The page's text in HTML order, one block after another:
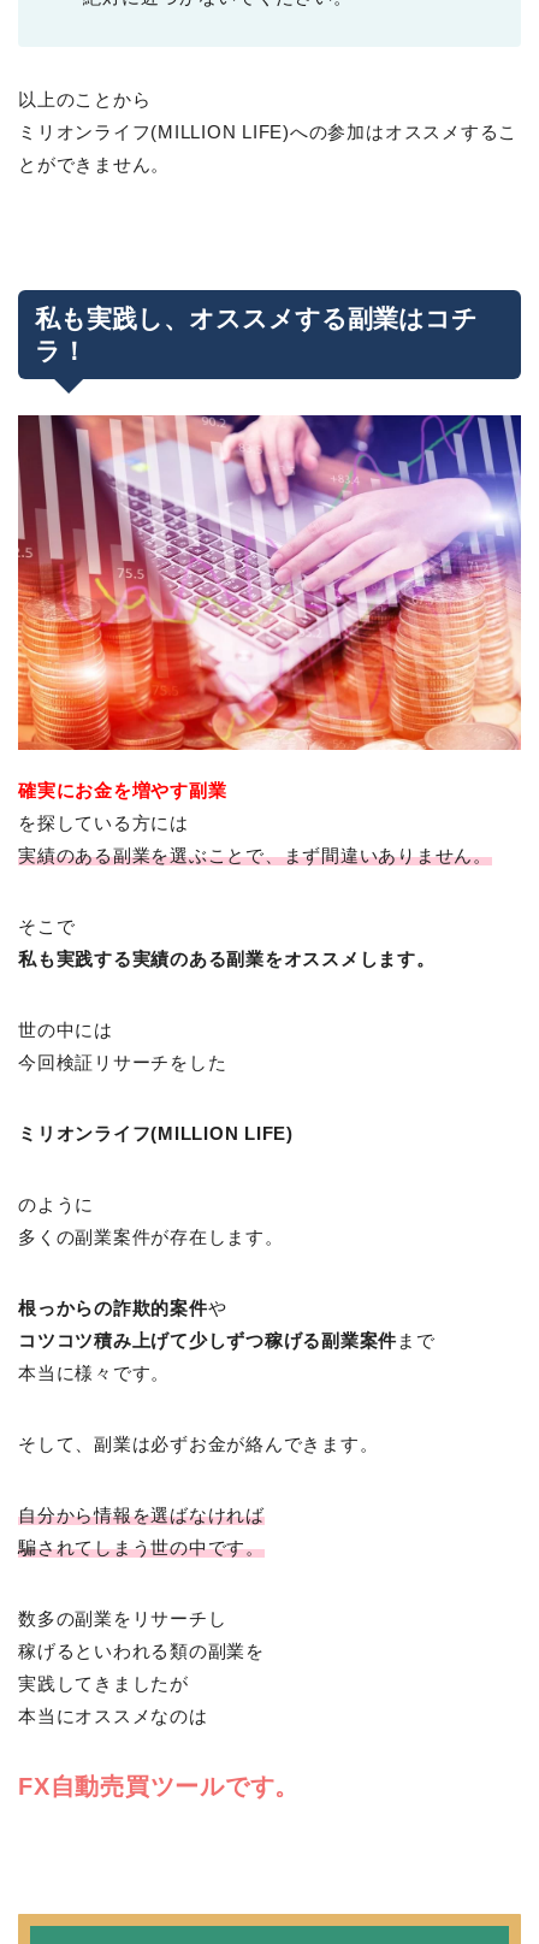
以上のことから
ミリオンライフ(MILLION LIFE)への参加はオススメするこ
とができません。
私も実践し、オススメする副業はコチ
ラ！
確実にお金を増やす副業
を探している方には
実績のある副業を選ぶことで、まず間違いありません。
そこで
私も実践する実績のある副業をオススメします。
世の中には
今回検証リサーチをした
ミリオンライフ(MILLION LIFE)
のように
多くの副業案件が存在します。
根っからの詐欺的案件や
コツコツ積み上げて少しずつ稼げる副業案件まで
本当に様々です。
そして、副業は必ずお金が絡んできます。
自分から情報を選ばなければ
騙されてしまう世の中です。
数多の副業をリサーチし
稼げるといわれる類の副業を
実践してきましたが
本当にオススメなのは
FX自動売買ツールです。